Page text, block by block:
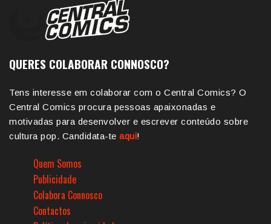
QUERES COLABORAR CONNOSCO?
Tens interesse em colaborar com o Central Comics? O
Central Comics procura pessoas apaixonadas e
motivadas para desenvolver e escrever conteúdo sobre
cultura pop. Candidata-te aqui!
Quem Somos
Publicidade
Colabora Connosco
Contactos